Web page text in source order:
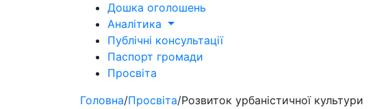
Дошка оголошень
Аналітика
Публічні консультації
Паспорт громади
Просвіта
Головна/Просвіта/Розвиток урбаністичної культури